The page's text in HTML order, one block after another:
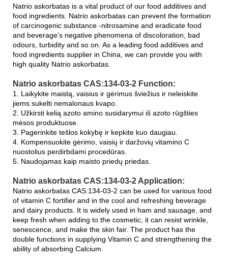
Natrio askorbatas is a vital product of our food additives and
food ingredients. Natrio askorbatas can prevent the formation
of carcinogenic substance -nitrosamine and eradicate food
and beverage's negative phenomena of discoloration, bad
odours, turbidity and so on. As a leading food additives and
food ingredients supplier in China, we can provide you with
high quality Natrio askorbatas.
Natrio askorbatas CAS:134-03-2 Function:
1. Laikykite maistą, vaisius ir gėrimus šviežius ir neleiskite
jiems sukelti nemalonaus kvapo.
2. Užkirsti kelią azoto amino susidarymui iš azoto rūgšties
mėsos produktuose.
3. Pagerinkite tešlos kokybę ir kepkite kuo daugiau.
4. Kompensuokite gėrimo, vaisių ir daržovių vitamino C
nuostolius perdirbdami procedūras.
5. Naudojamas kaip maisto priedų priedas.
Natrio askorbatas CAS:134-03-2 Application:
Natrio askorbatas CAS:134-03-2 can be used for various food
of vitamin C fortifier and in the cool and refreshing beverage
and dairy products. It is widely used in ham and sausage, and
keep fresh when adding to the cosmetic, it can resist wrinkle,
senescence, and make the skin fair. The product has the
double functions in supplying Vitamin C and strengthening the
ability of absorbing Calcium.